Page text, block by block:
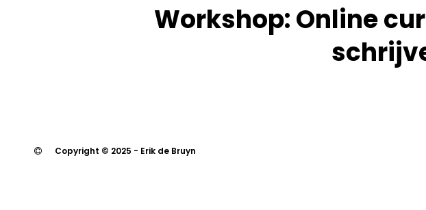
Workshop: Online
Copyright © 2025 - Erik de Bruyn